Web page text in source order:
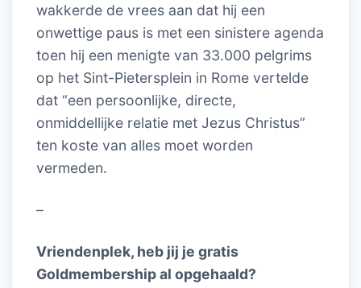
wakkerde de vrees aan dat hij een
onwettige paus is met een sinistere agenda
toen hij een menigte van 33.000 pelgrims
op het Sint-Pietersplein in Rome vertelde
dat “een persoonlijke, directe,
onmiddellijke relatie met Jezus Christus”
ten koste van alles moet worden
vermeden.
–
Vriendenplek, heb jij je gratis
Goldmembership al opgehaald?